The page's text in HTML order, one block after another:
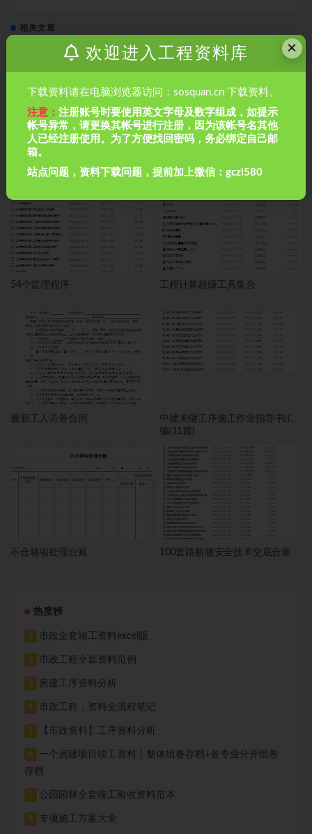
相关文章
资料编制整理常见问题解析
54个监理程序 工程计算超级工具集合
最新工人劳务合同
中建关键工序施工作业指导书汇
编(11篇)
不合格项处理台账 100套路桥隧安全技术交底合集
热度榜
1 市政全套竣工资料excel版
2 市政工程全套资料范例
3 房建工序资料分析
4 市政工程，资料全流程笔记
5 【市政资料】工序资料分析
6
一个房建项目竣工资料丨整体组卷存档+各专业分开组卷
存档
7 公园园林全套竣工验收资料范本
8 专项施工方案大全
×
欢迎进入工程资料库
下载资料请在电脑浏览器访问：sosquan.cn 下载资料。
注意：注册账号时要使用英文字母及数字组成，如提示
帐号异常，请更换其帐号进行注册，因为该帐号名其他
人已经注册使用。为了方便找回密码，务必绑定自己邮
箱。
站点问题，资料下载问题，提前加上微信：gczl580